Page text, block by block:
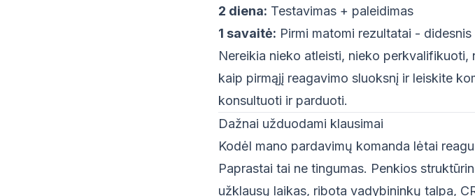
2 diena: Testavimas + paleidimas
1 savaitė: Pirmi matomi rezultatai -
Nereikia nieko atleisti, nieko
kaip pirmąjį reagavimo sluoksnį ir leiskite
konsultuoti ir parduoti.
Dažnai užduodami klausimai
Kodėl mano pardavimų komanda lėtai
Paprastai tai ne tingumas. Penkios
užklausų laikas, ribota vadybininkų talpa,